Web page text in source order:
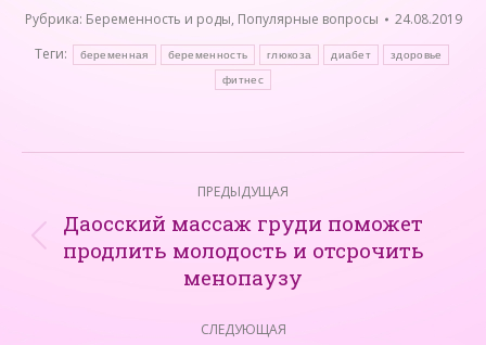
Рубрика: Беременность и роды, Популярные вопросы
24.08.2019
Теги:
беременная беременность глюкоза диабет здоровье
фитнес
по
записям
ПРЕДЫДУЩАЯ
Предыдущая
запись:
Даосский массаж груди поможет
продлить молодость и отсрочить
менопаузу
СЛЕДУЮЩАЯ